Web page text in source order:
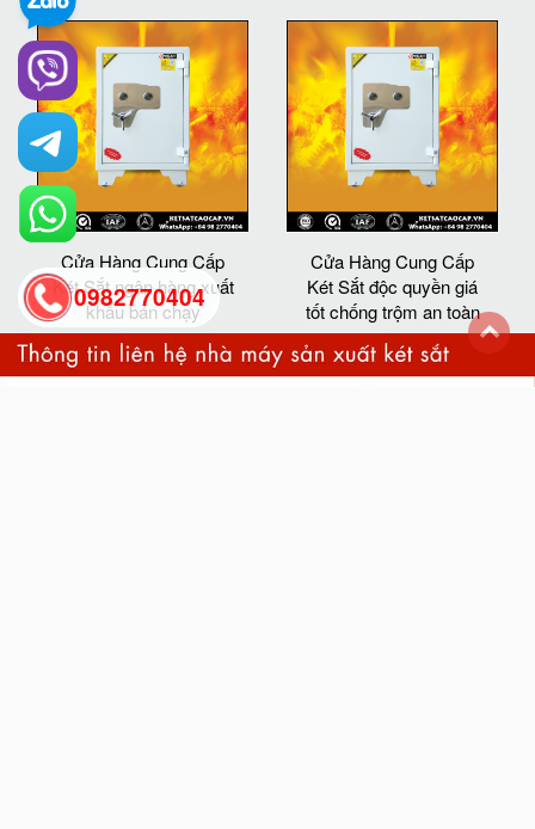
Cửa Hàng Cung Cấp
Két Sắt ngân hàng xuất
khẩu bán chạy
Cửa Hàng Cung Cấp
Két Sắt độc quyền giá
tốt chống trộm an toàn
0982770404
back